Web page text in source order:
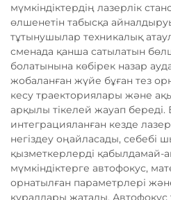
мүмкіндіктердің лазерлік
өлшенетін табысқа
тұтынушылар техникалық
сменада қанша сатылатын
болатынына көбірек назар
жобаланған жүйе бұған тез
кесу траекториялары және
арқылы тікелей жауап береді.
интеграцияланған кезде
негіздеу оңайласады, себебі
қызметкерлерді қабылдамай-
мүмкіндіктерге автофокус,
орнатылған параметрлері
құралдары жатады.